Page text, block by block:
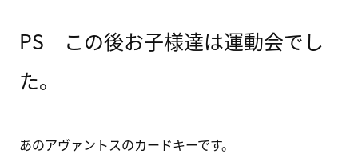
PS この後お子様達は運動会でし
た。
あのアヴァントスのカードキーです。